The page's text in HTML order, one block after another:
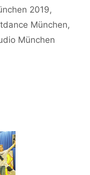
2019,
München,
München